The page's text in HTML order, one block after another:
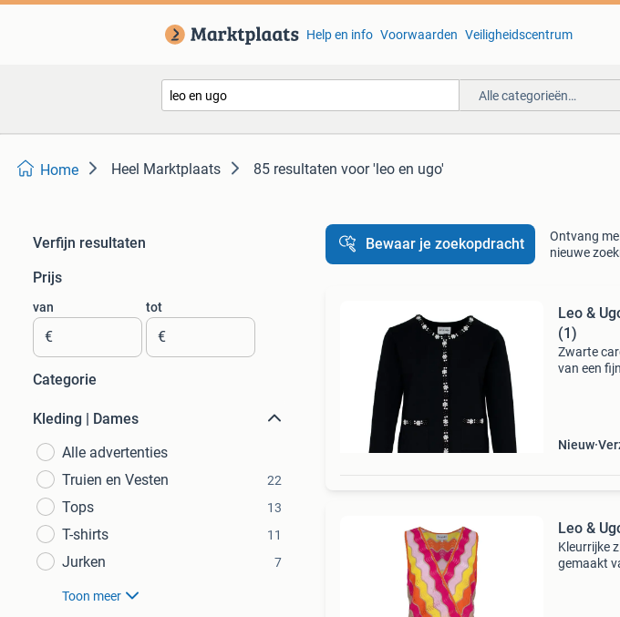
Help en info Voorwaarden Veiligheidscentrum
Alle categorieën…
Home Heel Marktplaats 85 resultaten voor 'leo en ugo'
Verfijn resultaten
Prijs
van
€
tot
€
Categorie
Kleding | Dames
Alle advertenties
Truien en Vesten
22
Tops 13
T-shirts 11
Jurken 7
Toon meer
Bewaar je zoekopdracht
Ontvang
nieuwe
Leo &
(1)
Zwarte
van een
Nieuw
Leo &
Kleurrijke
gemaakt